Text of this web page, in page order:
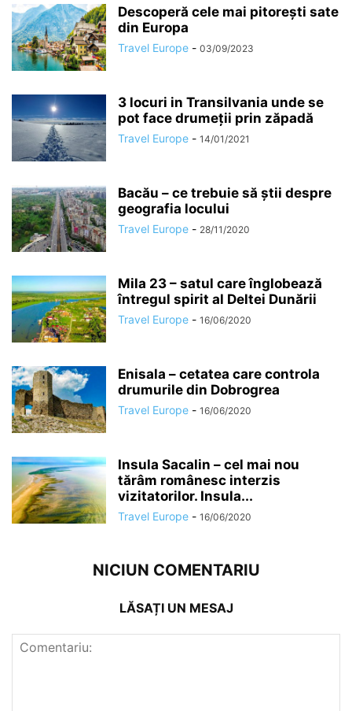
Descoperă cele mai pitorești sate
din Europa
Travel Europe - 03/09/2023
3 locuri in Transilvania unde se
pot face drumeții prin zăpadă
Travel Europe - 14/01/2021
Bacău – ce trebuie să știi despre
geografia locului
Travel Europe - 28/11/2020
Mila 23 – satul care înglobează
întregul spirit al Deltei Dunării
Travel Europe - 16/06/2020
Enisala – cetatea care controla
drumurile din Dobrogrea
Travel Europe - 16/06/2020
Insula Sacalin – cel mai nou
tărâm românesc interzis
vizitatorilor. Insula...
Travel Europe - 16/06/2020
NICIUN COMENTARIU
LĂSAȚI UN MESAJ